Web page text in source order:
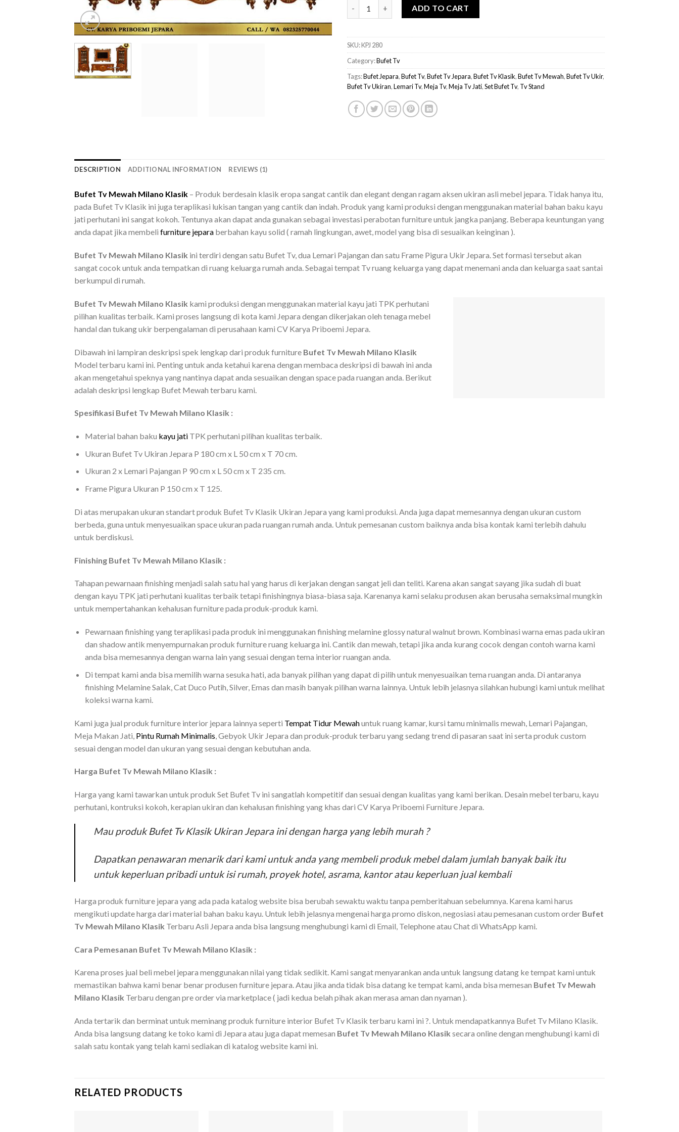
ADD TO CART
SKU:KPJ 280
Category:Bufet Tv
Tags:Bufet Jepara,Bufet Tv,Bufet Tv Jepara,Bufet Tv Klasik,Bufet Tv Mewah,Bufet Tv Ukir,
Bufet Tv Ukiran,Lemari Tv,Meja Tv,Meja Tv Jati,Set Bufet Tv, Tv Stand
DESCRIPTION ADDITIONAL INFORMATION REVIEWS (1)
Bufet Tv Mewah Milano Klasik – Produk berdesain klasik eropa sangat cantik dan elegant dengan ragam aksen ukiran asli mebel jepara. Tidak hanya itu,
pada Bufet Tv Klasik ini juga teraplikasi lukisan tangan yang cantik dan indah. Produk yang kami produksi dengan menggunakan material bahan baku kayu
jati perhutani ini sangat kokoh. Tentunya akan dapat anda gunakan sebagai investasi perabotan furniture untuk jangka panjang. Beberapa keuntungan yang
anda dapat jika membeli furniture jepara berbahan kayu solid ( ramah lingkungan, awet, model yang bisa di sesuaikan keinginan ).
Bufet Tv Mewah Milano Klasik ini terdiri dengan satu Bufet Tv, dua Lemari Pajangan dan satu Frame Pigura Ukir Jepara. Set formasi tersebut akan
sangat cocok untuk anda tempatkan di ruang keluarga rumah anda. Sebagai tempat Tv ruang keluarga yang dapat menemani anda dan keluarga saat santai
berkumpul di rumah.
Bufet Tv Mewah Milano Klasik kami produksi dengan menggunakan material kayu jati TPK perhutani
pilihan kualitas terbaik. Kami proses langsung di kota kami Jepara dengan dikerjakan oleh tenaga mebel
handal dan tukang ukir berpengalaman di perusahaan kami CV Karya Priboemi Jepara.
Dibawah ini lampiran deskripsi spek lengkap dari produk furniture Bufet Tv Mewah Milano Klasik
Model terbaru kami ini. Penting untuk anda ketahui karena dengan membaca deskripsi di bawah ini anda
akan mengetahui speknya yang nantinya dapat anda sesuaikan dengan space pada ruangan anda. Berikut
adalah deskripsi lengkap Bufet Mewah terbaru kami.
Spesifikasi Bufet Tv Mewah Milano Klasik :
Material bahan baku kayu jatiTPK perhutani pilihan kualitas terbaik.
Ukuran Bufet Tv Ukiran Jepara P 180 cm x L 50 cm x T 70 cm.
Ukuran 2 x Lemari Pajangan P 90 cm x L 50 cm x T 235 cm.
Frame Pigura Ukuran P 150 cm x T 125.
Di atas merupakan ukuran standart produk Bufet Tv Klasik Ukiran Jepara yang kami produksi. Anda juga dapat memesannya dengan ukuran custom
berbeda, guna untuk menyesuaikan space ukuran pada ruangan rumah anda. Untuk pemesanan custom baiknya anda bisa kontak kami terlebih dahulu
untuk berdiskusi.
Finishing Bufet Tv Mewah Milano Klasik :
Tahapan pewarnaan finishing menjadi salah satu hal yang harus di kerjakan dengan sangat jeli dan teliti. Karena akan sangat sayang jika sudah di buat
dengan kayu TPK jati perhutani kualitas terbaik tetapi finishingnya biasa-biasa saja. Karenanya kami selaku produsen akan berusaha semaksimal mungkin
untuk mempertahankan kehalusan furniture pada produk-produk kami.
Pewarnaan finishing yang teraplikasi pada produk ini menggunakan finishing melamine glossy natural walnut brown. Kombinasi warna emas pada ukiran
dan shadow antik menyempurnakan produk furniture ruang keluarga ini. Cantik dan mewah, tetapi jika anda kurang cocok dengan contoh warna kami
anda bisa memesannya dengan warna lain yang sesuai dengan tema interior ruangan anda.
Di tempat kami anda bisa memilih warna sesuka hati, ada banyak pilihan yang dapat di pilih untuk menyesuaikan tema ruangan anda. Di antaranya
finishing Melamine Salak, Cat Duco Putih, Silver, Emas dan masih banyak pilihan warna lainnya. Untuk lebih jelasnya silahkan hubungi kami untuk melihat
koleksi warna kami.
Kami juga jual produk furniture interior jepara lainnya seperti Tempat Tidur Mewahuntuk ruang kamar, kursi tamu minimalis mewah, Lemari Pajangan,
Meja Makan Jati, Pintu Rumah Minimalis , Gebyok Ukir Jepara dan produk-produk terbaru yang sedang trend di pasaran saat ini serta produk custom
sesuai dengan model dan ukuran yang sesuai dengan kebutuhan anda.
Harga Bufet Tv Mewah Milano Klasik :
Harga yang kami tawarkan untuk produk Set Bufet Tv ini sangatlah kompetitif dan sesuai dengan kualitas yang kami berikan. Desain mebel terbaru, kayu
perhutani, kontruksi kokoh, kerapian ukiran dan kehalusan finishing yang khas dari CV Karya Priboemi Furniture Jepara.
Mau produk Bufet Tv Klasik Ukiran Jepara ini dengan harga yang lebih murah ?
Dapatkan penawaran menarik dari kami untuk anda yang membeli produk mebel dalam jumlah banyak baik itu
untuk keperluan pribadi untuk isi rumah, proyek hotel, asrama, kantor atau keperluan jual kembali
Harga produk furniture jepara yang ada pada katalog website bisa berubah sewaktu waktu tanpa pemberitahuan sebelumnya. Karena kami harus
mengikuti update harga dari material bahan baku kayu. Untuk lebih jelasnya mengenai harga promo diskon, negosiasi atau pemesanan custom order Bufet
Tv Mewah Milano Klasik Terbaru Asli Jepara anda bisa langsung menghubungi kami di Email, Telephone atau Chat di WhatsApp kami.
Cara Pemesanan Bufet Tv Mewah Milano Klasik :
Karena proses jual beli mebel jepara menggunakan nilai yang tidak sedikit. Kami sangat menyarankan anda untuk langsung datang ke tempat kami untuk
memastikan bahwa kami benar benar produsen furniture jepara. Atau jika anda tidak bisa datang ke tempat kami, anda bisa memesan Bufet Tv Mewah
Milano Klasik Terbaru dengan pre order via marketplace ( jadi kedua belah pihak akan merasa aman dan nyaman ).
Anda tertarik dan berminat untuk meminang produk furniture interior Bufet Tv Klasik terbaru kami ini ?. Untuk mendapatkannya Bufet Tv Milano Klasik.
Anda bisa langsung datang ke toko kami di Jepara atau juga dapat memesan Bufet Tv Mewah Milano Klasik secara online dengan menghubungi kami di
salah satu kontak yang telah kami sediakan di katalog website kami ini.
RELATED PRODUCTS